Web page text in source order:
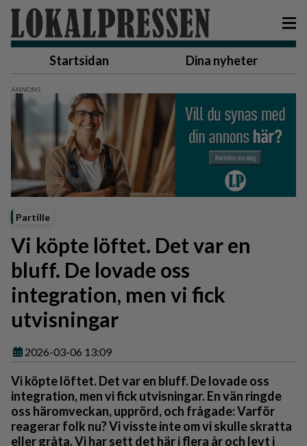
Startsidan Dina nyheter
Partille
Vi köpte löftet. Det var en
bluff. De lovade oss
integration, men vi fick
utvisningar
2026-03-06 13:09
Vi köpte löftet. Det var en bluff. De lovade oss
integration, men vi fick utvisningar. En vän ringde
oss häromveckan, upprörd, och frågade: Varför
reagerar folk nu? Vi visste inte om vi skulle skratta
eller gråta. Vi har sett det här i flera år och levt i